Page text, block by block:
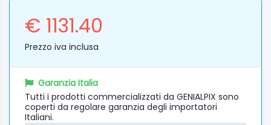
€ 1131.40
Prezzo iva inclusa
Garanzia Italia
Tutti i prodotti commercializzati da GENIALPIX sono
coperti da regolare garanzia degli importatori
Italiani.